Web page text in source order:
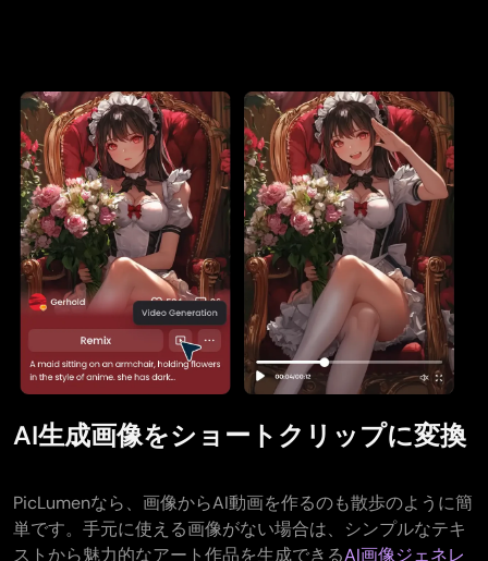
AI生成画像をショートクリップに変換
PicLumenなら、画像からAI動画を作るのも散歩のように簡
単です。手元に使える画像がない場合は、シンプルなテキ
ストから魅力的なアート作品を生成できるAI画像ジェネレ